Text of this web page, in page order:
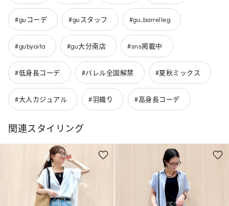
#guコーデ #guスタッフ #gu_barrelleg
#gubyoita #gu大分南店 #sns掲載中
#低身長コーデ #バレル全国解禁 #夏秋ミックス
#大人カジュアル #羽織り #高身長コーデ
関連スタイリング